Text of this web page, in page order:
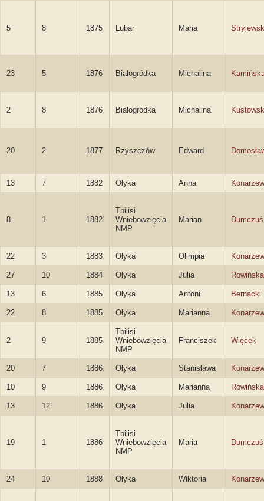
5 8 1875 Lubar Maria
23 5 1876 Białogródka Michalina
2 8 1876 Białogródka Michalina
20 2 1877 Rzyszczów Edward
13 7 1882 Ołyka Anna
8 1 1882
Tbilisi
Wniebowzięcia
NMP
Marian Dumczuś
22 3 1883 Ołyka Olimpia
27 10 1884 Ołyka Julia Rowińska
13 6 1885 Ołyka Antoni Bernacki
22 8 1885 Ołyka Marianna
2 9 1885
Tbilisi
Wniebowzięcia
NMP
Franciszek Więcek
20 7 1886 Ołyka Stanisława
10 9 1886 Ołyka Marianna Rowińska
13 12 1886 Ołyka Julia
19 1 1886
Tbilisi
Wniebowzięcia
NMP
Maria Dumczuś
24 10 1888 Ołyka Wiktoria